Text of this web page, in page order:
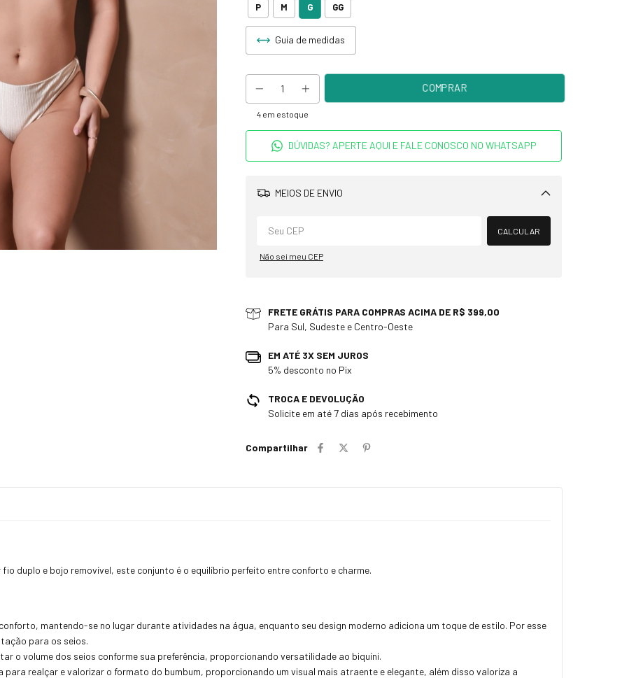
P M G GG
Guia de medidas
4em estoque
DÚVIDAS? APERTE AQUI E FALE CONOSCO NO WHATSAPP
MEIOS DE ENVIO
Alterar CEP
CALCULAR
Não sei meu CEP
FRETE GRÁTIS PARA COMPRAS ACIMA DE R$ 399,00
Para Sul, Sudeste e Centro-Oeste
EM ATÉ 3X SEM JUROS
5% desconto no Pix
TROCA E DEVOLUÇÃO
Solicite em até 7 dias após recebimento
Compartilhar
duplo e bojo removível, este conjunto é o equilíbrio perfeito entre conforto e charme.
mantendo-se no lugar durante atividades na água, enquanto seu design moderno adiciona um toque de estilo. Por esse
para os seios.
o volume dos seios conforme sua preferência, proporcionando versatilidade ao biquíni.
para realçar e valorizar o formato do bumbum, proporcionando um visual mais atraente e elegante, além disso valoriza a